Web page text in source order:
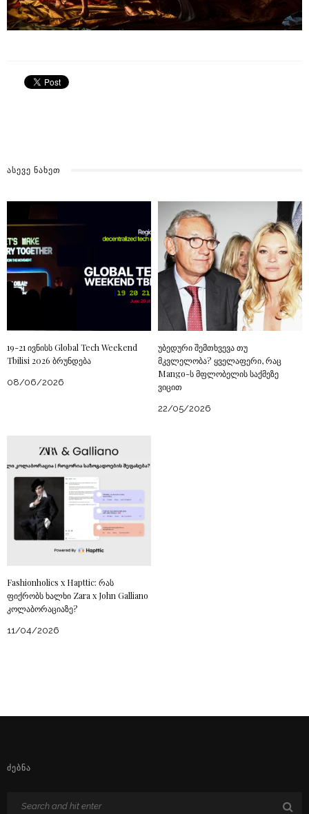
ᲐᲡᲔᲕᲔ ᲜᲐᲮᲔᲗ
19-21 ივნისს Global Tech Weekend
Tbilisi 2026 ბრუნდება
08/06/2026
უბედური შემთხვევა თუ
მკვლელობა? ყველაფერი, რაც
Mango-ს მფლობელის საქმეზე
ვიცით
22/05/2026
Fashionholics x Hapttic: რას
ფიქრობს ხალხი Zara x John Galliano
კოლაბორაციაზე?
11/04/2026
ᲫᲔᲑᲜᲐ